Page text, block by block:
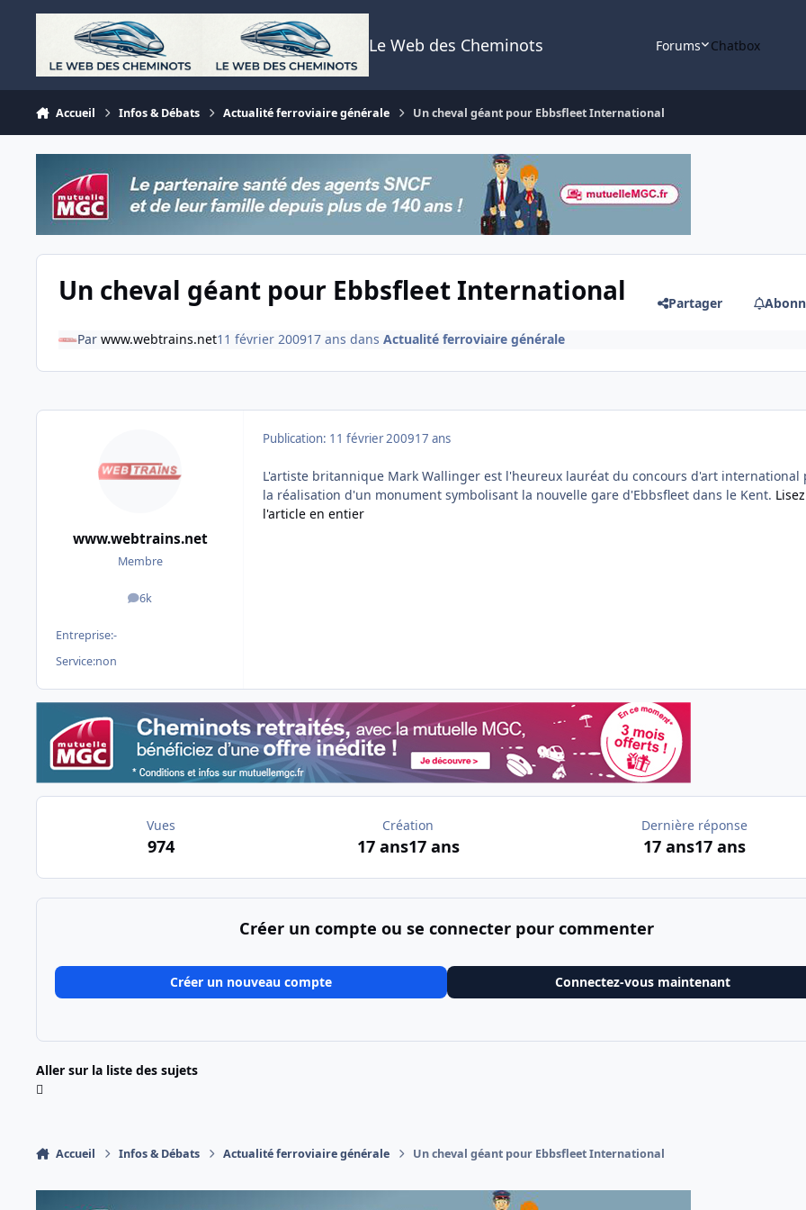
Aller au contenu
Le Web des Cheminots Forums Chatbox
Accueil Infos & Débats Actualité ferroviaire générale Un cheval géant pour Ebbsfleet International
Un cheval géant pour Ebbsfleet International Partager
Par www.webtrains.net11 février 200917 ans dans Actualité ferroviaire générale
www.webtrains.net
Membre
6k
messages
Entreprise:-
Service:non
Publication: 11 février 200917 ans
L'artiste britannique Mark Wallinger est l'heureux lauréat du concours d'art international
la réalisation d'un monument symbolisant la nouvelle gare d'Ebbsfleet dans le Kent. Lisez
l'article en entier
Vues
974
Création
17 ans17 ans
Dernière réponse
17 ans17 ans
Créer un compte ou se connecter pour commenter
Créer un nouveau compte Connectez-vous maintenant
Aller sur la liste des sujets
Accueil Infos & Débats Actualité ferroviaire générale Un cheval géant pour Ebbsfleet International